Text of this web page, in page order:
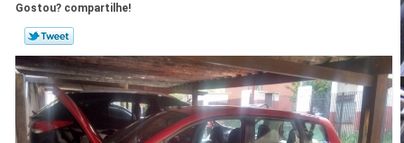
Gostou? compartilhe!